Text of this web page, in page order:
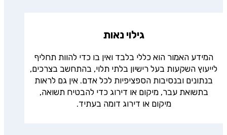
גילוי נאות
המידע האמור הוא כללי בלבד ואין בו כדי להוות תחליף
לייעוץ השקעות בעל רישיון בלתי תלוי, בהתחשב בצרכים,
בנתונים ובנסיבות הספציפיות לכל אדם. אין גם לראות
בתשואת עבר, מיקום או דירוג כדי להבטיח תשואה,
מיקום או דירוג דומה בעתיד.